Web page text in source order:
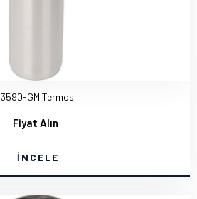
3590-GM Termos
Fiyat Alın
İNCELE